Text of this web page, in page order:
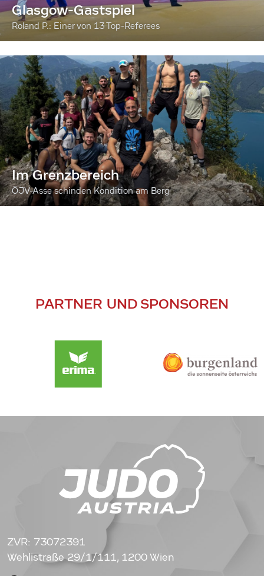
Glasgow-Gastspiel
Roland P.: Einer von 13 Top-Referees
Im Grenzbereich
ÖJV-Asse schinden Kondition am Berg
PARTNER UND SPONSOREN
ZVR: 73072391
Wehlistraße 29/1/111, 1200 Wien